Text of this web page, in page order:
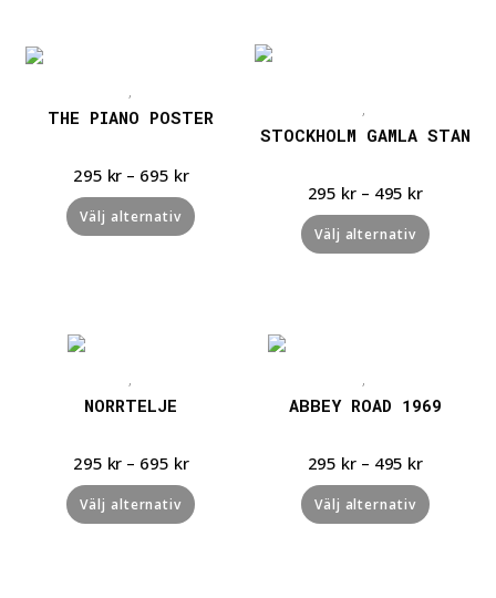
THE PIANO POSTER
295 kr – 695 kr
Välj alternativ
STOCKHOLM GAMLA STAN
295 kr – 495 kr
Välj alternativ
NORRTELJE
295 kr – 695 kr
Välj alternativ
ABBEY ROAD 1969
295 kr – 495 kr
Välj alternativ